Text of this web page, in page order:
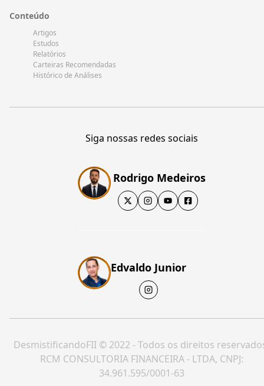
Conteúdo
Artigos
Estudos
Relatórios
Carteiras Recomendadas
Histórico de Análises
Siga nossas redes sociais
Rodrigo Medeiros
Edvaldo Junior
DesmistificandoFII © 2022 - Todos os direitos
RCM CONSULTORIA FINANCEIRA - LTDA, CNPJ:
34.961.595/0001-63